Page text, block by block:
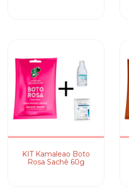
KIT Kamaleao Boto
Rosa Sachê 60g